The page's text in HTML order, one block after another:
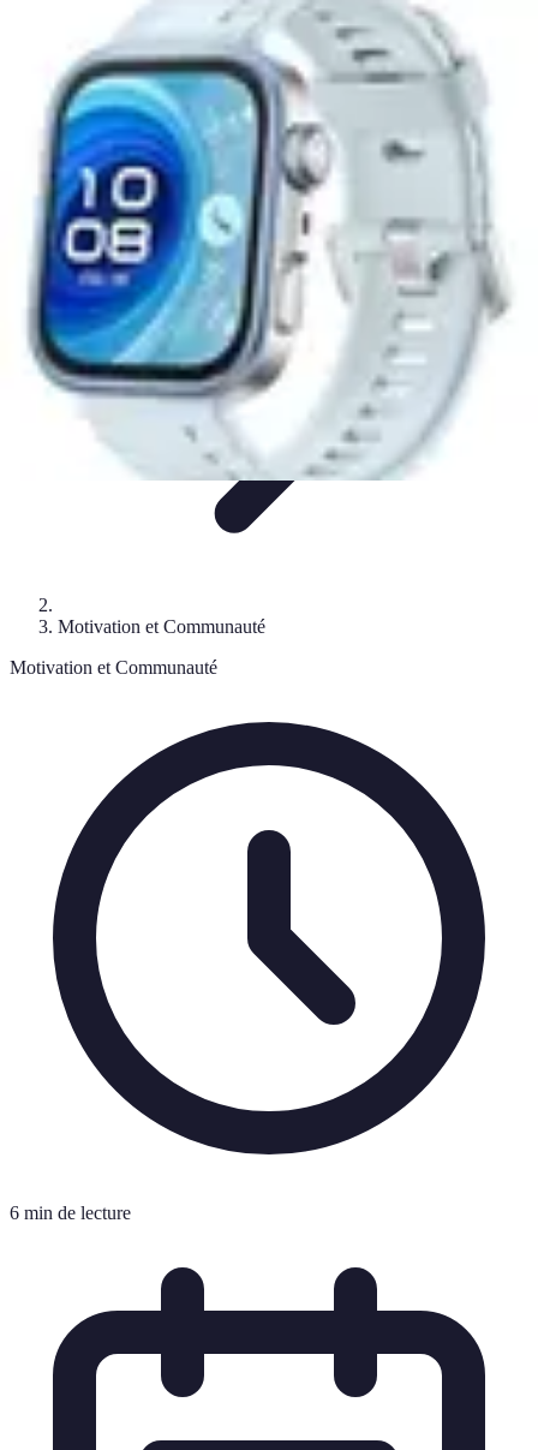
Passion du Padel
Culture et Pratique
InspirationÉquipement et Matériel
Développement
personnelDéveloppement Personnel
Passion du Padel
Motivation et Communauté
Motivation et Communauté
6 min de lecture